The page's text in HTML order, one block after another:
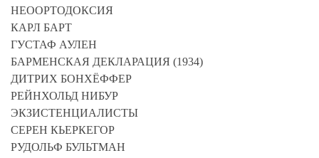
НЕООРТОДОКСИЯ
КАРЛ БАРТ
ГУСТАФ АУЛЕН
БАРМЕНСКАЯ ДЕКЛАРАЦИЯ (1934)
ДИТРИХ БОНХЁФФЕР
РЕЙНХОЛЬД НИБУР
ЭКЗИСТЕНЦИАЛИСТЫ
СЕРЕН КЬЕРКЕГОР
РУДОЛЬФ БУЛЬТМАН